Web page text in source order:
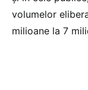
volumelor
milioane la 7